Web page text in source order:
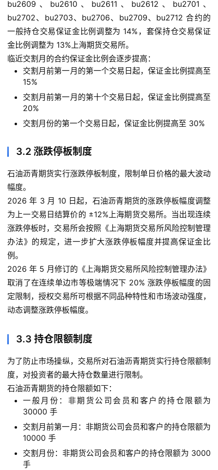
bu2609、bu2610、bu2611、bu2612、bu2701、
bu2702、bu2703、bu2706、bu2709、bu2712 合约的
一般持仓交易保证金比例调整为 14%，套保持仓交易保证
金比例调整为 13%上海期货交易所。
临近交割月的合约保证金比例会逐步提高：
交割月前第一月的第一个交易日起，保证金比例提高至
15%
交割月前第一月的第十个交易日起，保证金比例提高至
20%
交割月份的第一个交易日起，保证金比例提高至 30%
3.2 涨跌停板制度
石油沥青期货实行涨跌停板制度，限制单日价格的最大波动
幅度。
2026 年 3 月 10 日起，石油沥青期货的涨跌停板幅度调整
为上一交易日结算价的 ±12%上海期货交易所。当出现连续
涨跌停板时，交易所会按照《上海期货交易所风险控制管理
办法》的规定，进一步扩大涨跌停板幅度并提高保证金比
例。
2026 年 5 月修订的《上海期货交易所风险控制管理办法》
取消了在连续单边市等极端情况下 20% 涨跌停板幅度的固
定限制，授权交易所可根据不同品种特性和市场波动强度，
动态调整涨跌停板幅度。
3.3 持仓限额制度
为了防止市场操纵，交易所对石油沥青期货实行持仓限额制
度，对投资者的最大持仓数量进行限制。
石油沥青期货的持仓限额如下：
一般月份：非期货公司会员和客户的持仓限额为
30000 手
交割月前第一月：非期货公司会员和客户的持仓限额为
10000 手
交割月份：非期货公司会员和客户的持仓限额为 3000
手